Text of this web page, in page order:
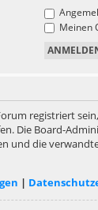
Meinen
registriert
Die Board-
und die
|